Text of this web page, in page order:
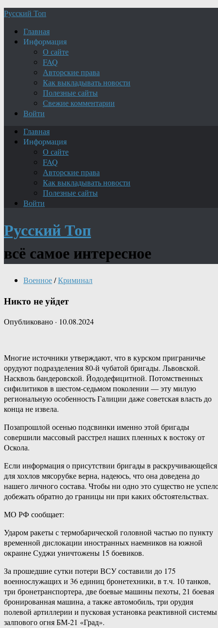
Русский Топ
Главная
Информация
О сайте
FAQ
Авторские права
Как выкладывать новости
Полезные сайты
Свежие комментарии
Войти
Главная
Информация
О сайте
FAQ
Авторские права
Как выкладывать новости
Полезные сайты
Войти
Русский Топ
всё самое интересное
Военное/Криминал
Никто не уйдет
Опубликовано · 10.08.2024
Многие источники утверждают, что в курском приграничье
орудуют подразделения 80-й чубатой бригады. Львовской.
Насквозь бандеровской. Йододефицитной. Потомственных
сифилитиков в шестом-седьмом поколении — эту милую
региональную особенность Галиции даже советская власть до
конца не извела.
Позапрошлой осенью подсвинки именно этой бригады
совершили массовый расстрел наших пленных к востоку от
Оскола.
Если информация о присутствии бригады в раскручивающейся
для хохлов мясорубке верна, надеюсь, что она доведена до
нашего личного состава. Чтобы ни одно это существо не
добежать обратно до границы ни при каких обстоятельствах.
МО РФ сообщает:
Ударом ракеты с термобарической головной частью по пункту
временной дислокации иностранных наемников на южной
окраине Суджи уничтожены 15 боевиков.
За прошедшие сутки потери ВСУ составили до 175
военнослужащих и 36 единиц бронетехники, в т.ч. 10 танков,
три бронетранспортера, две боевые машины пехоты, 21 боевая
бронированная машина, а также автомобиль, три орудия
полевой артиллерии и пусковая установка реактивной системы
залпового огня БМ-21 «Град».